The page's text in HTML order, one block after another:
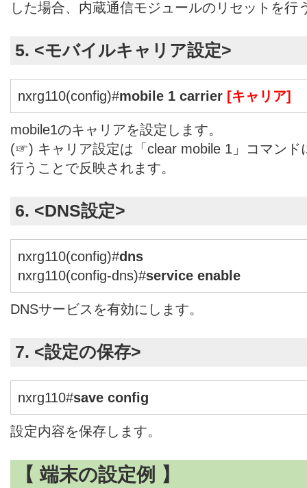
した場合、内蔵通信モジュールのリセットを行
5. <モバイルキャリア設定>
nxrg110(config)#mobile 1 carrier [キャリア]
mobile1のキャリアを設定します。
(☞) キャリア設定は「clear mobile 1」コマンド
行うことで反映されます。
6. <DNS設定>
nxrg110(config)#dns
nxrg110(config-dns)#service enable
DNSサービスを有効にします。
7. <設定の保存>
nxrg110#save config
設定内容を保存します。
【 端末の設定例 】